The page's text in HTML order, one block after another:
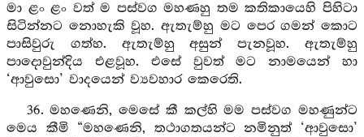
මා ළං ළං වත් ම පස්වග මහණහු තම කතිකායෙහි පිහිටා
සිටින්නට නොහැකි වූහ. ඇතැම්හු මට පෙර ගමන් කොට
පාසිවුරු ගත්හ. ඇතැම්හු අසුන් පැනවූහ. ඇතැම්හු
පාදොවුන්දිය එළවූහ. එසේ වුවත් මට නාමයෙන් හා
‘ආවුසො’ වාදයෙන් ව්‍යවහාර කෙරෙති.
36. මහණෙනි, මෙසේ කී කල්හි මම පස්වග මහණුන්ට
මෙය කීමි “මහණෙනි, තථාගතයන්ට නමිනුත් ‘ආවුසො’